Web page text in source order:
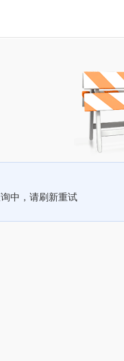
中，请刷新重试